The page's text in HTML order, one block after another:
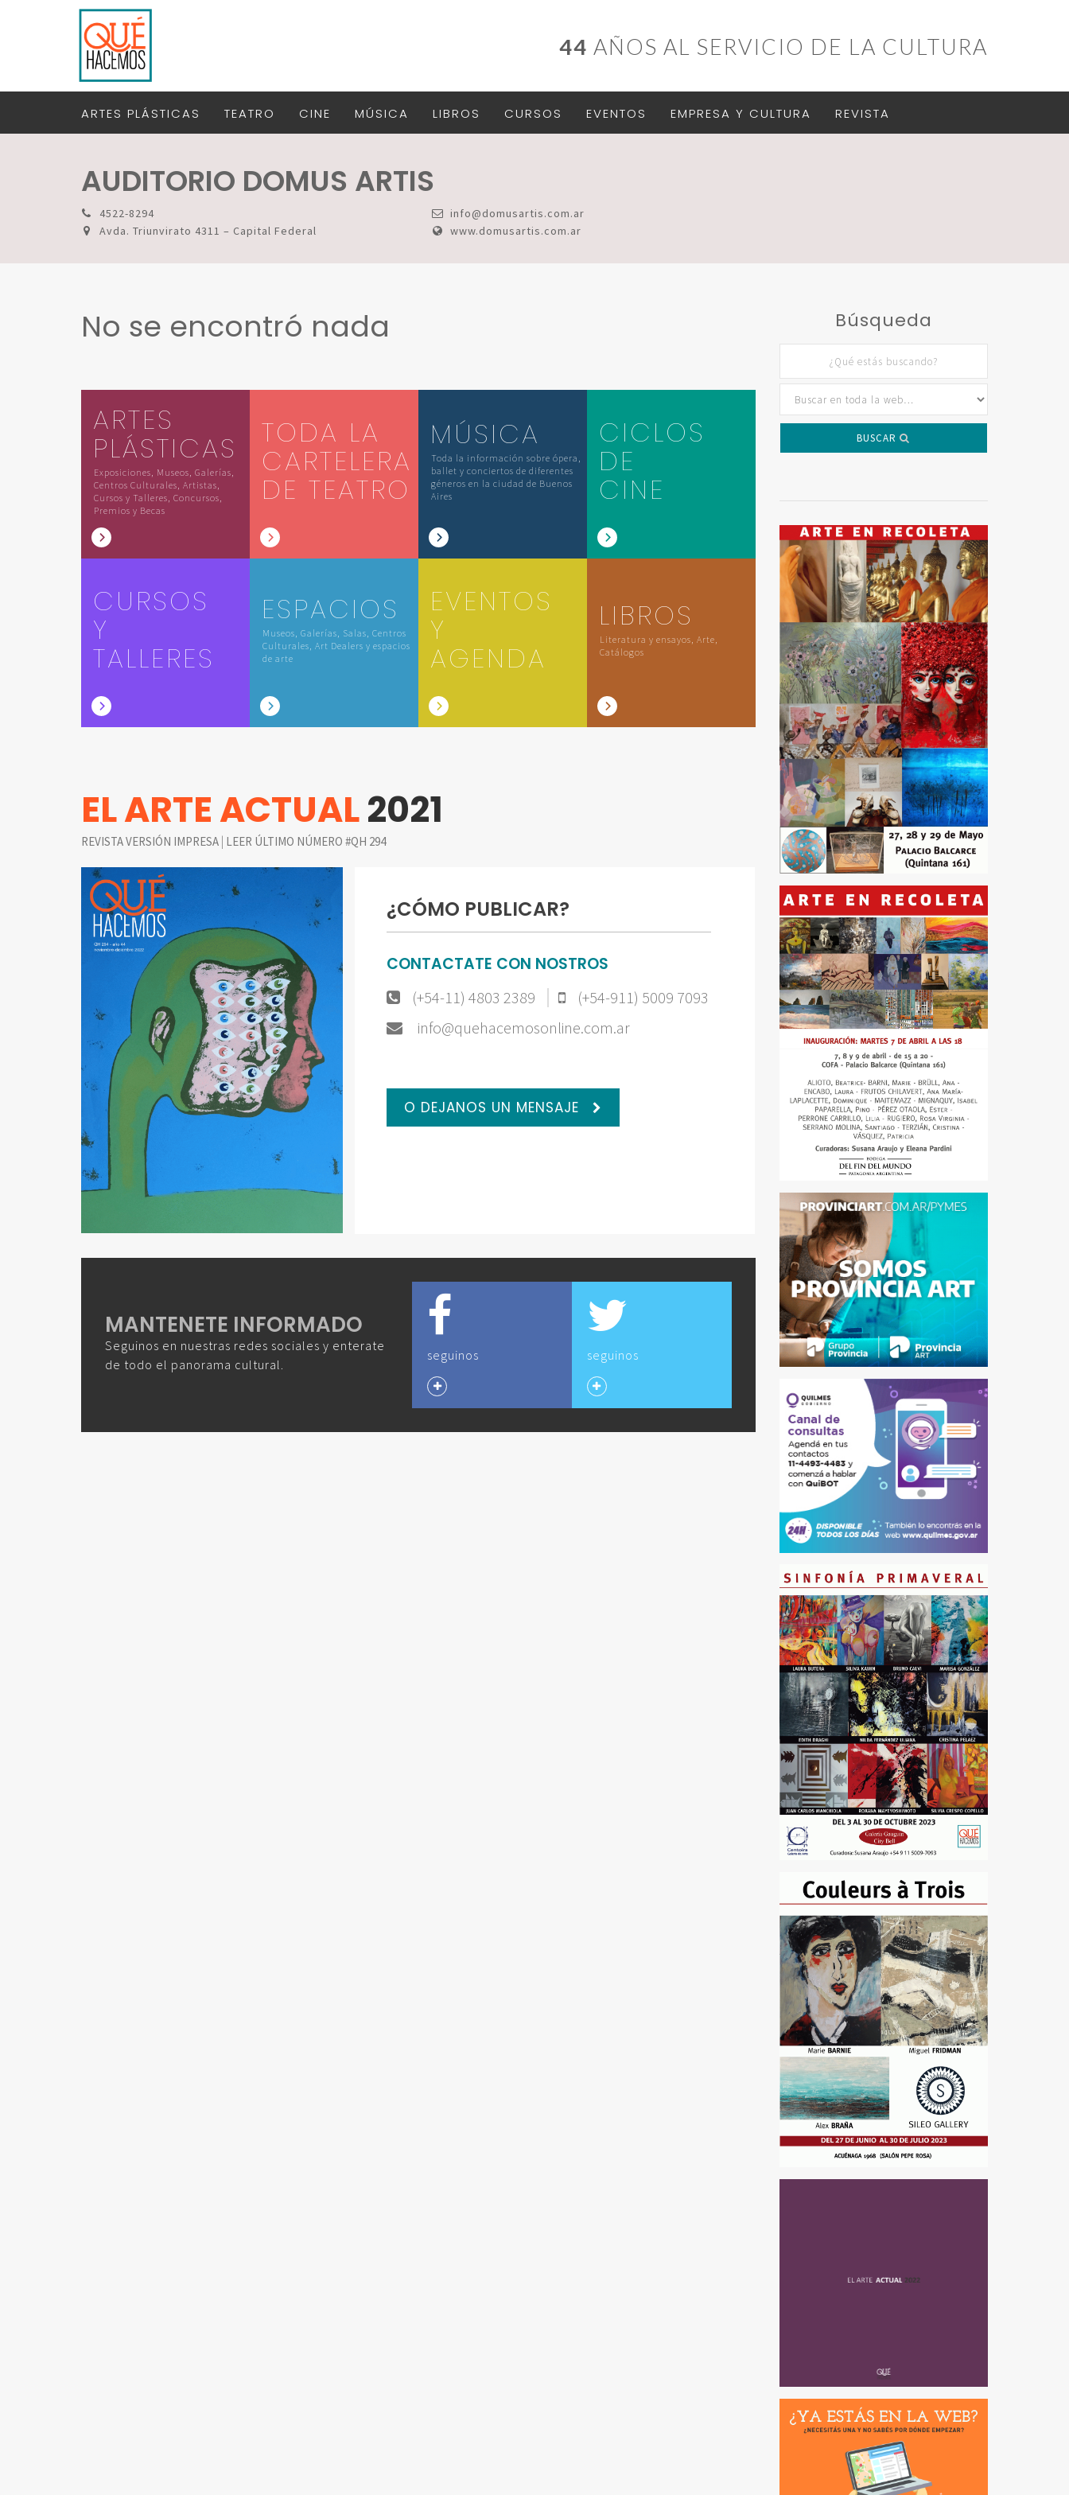
44 AÑOS AL SERVICIO DE LA CULTURA
ARTES PLÁSTICAS TEATRO CINE MÚSICA LIBROS CURSOS EVENTOS EMPRESA Y CULTURA REVISTA
AUDITORIO DOMUS ARTIS
4522-8294
info@domusartis.com.ar
Avda. Triunvirato 4311 – Capital Federal
www.domusartis.com.ar
No se encontró nada
ARTES
PLÁSTICAS
Exposiciones, Museos, Galerías,
Centros Culturales, Artistas,
Cursos y Talleres, Concursos,
Premios y Becas
TODA LA
CARTELERA
DE TEATRO
MÚSICA
Toda la información sobre ópera,
ballet y conciertos de diferentes
géneros en la ciudad de Buenos
Aires
CICLOS
DE
CINE
CURSOS
Y
TALLERES
ESPACIOS
Museos, Galerías, Salas, Centros
Culturales, Art Dealers y espacios
de arte
EVENTOS
Y
AGENDA
LIBROS
Literatura y ensayos, Arte,
Catálogos
EL ARTE ACTUAL2021
REVISTA VERSIÓN IMPRESA | LEER ÚLTIMO NÚMERO #QH 294
¿CÓMO PUBLICAR?
CONTACTATE CON NOSTROS
(+54-11) 4803 2389
(+54-911) 5009 7093
info@quehacemosonline.com.ar
O DEJANOS UN MENSAJE
MANTENETE INFORMADO
Seguinos en nuestras redes sociales y enterate
de todo el panorama cultural.
seguinos seguinos
Búsqueda
BUSCAR